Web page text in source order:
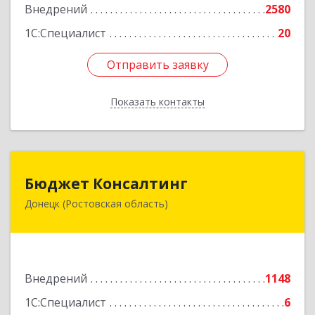
Внедрений
2580
1С:Специалист
20
Отправить заявку
Показать контакты
Отправить заявку
Назад
Бюджет Консалтинг
Донецк (Ростовская область)
Внедрений
1148
1С:Специалист
6
346338, Ростовская обл, г.о. Город Донецк,